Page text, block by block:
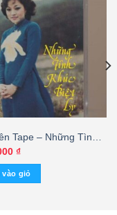
Tape – Những Tình
Ly – Hương Lan 2
KGTUS
₫
vào giỏ